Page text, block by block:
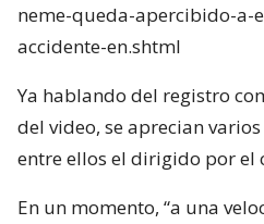
neme-queda-apercibido-a-
accidente-en.shtml
Ya hablando del registro
del video, se aprecian
entre ellos el dirigido por el
En un momento, “a una